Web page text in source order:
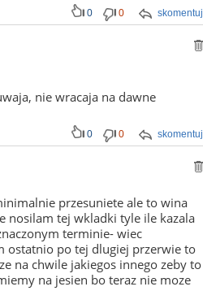
skomentuj
0 0
nie wracaja na dawne
skomentuj
0 0
przesuniete ale to wina
nosilam tej wkladki tyle ile kazala
terminie- wiec
ostatnio po tej dlugiej przerwie to
na chwile jakiegos innego zeby to
na jesien bo teraz nie moze